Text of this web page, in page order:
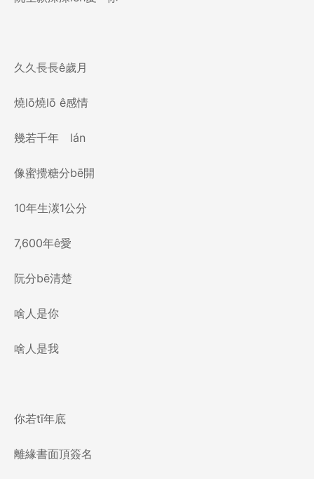
久久長長ê歲月
燒lō燒lō ê感情
幾若千年 lán
像蜜攪糖分bē開
10年生湠1公分
7,600年ê愛
阮分bē清楚
啥人是你
啥人是我
你若tī年底
離緣書面頂簽名